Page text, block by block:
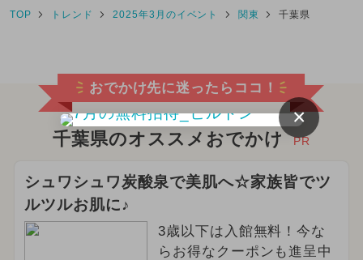
TOP トレンド 2025年3月のイベント 関東 千葉県
おでかけ先に迷ったらココ！
千葉県のオススメおでかけ PR
シュワシュワ炭酸泉で美肌へ☆家族皆でツ
ルツルお肌に♪
3歳以下は入館無料！今な
らお得なクーポンも進呈中
×